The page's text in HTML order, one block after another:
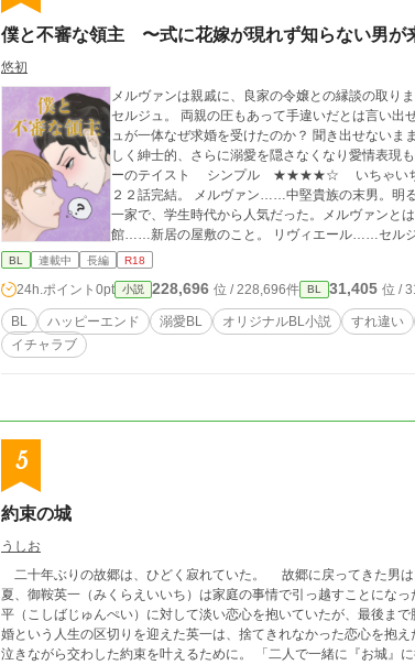
僕と不審な領主 〜式に花嫁が現れず知らない男が
悠初
メルヴァンは親戚に、良家の令嬢との縁談の取り
セルジュ。 両親の圧もあって手違いだとは言い出
ュが一体なぜ求婚を受けたのか？ 聞き出せない
しく紳士的、さらに溺愛を隠さなくなり愛情表現も毎
ーのテイスト シンプル ★★★★☆ い
２２話完結。 メルヴァン……中堅貴族の末男。明るくて素直だが世間知らず。 セルジュ……有力貴族の長男。美貌
一家で、学生時代から人気だった。メルヴァンと
館……新居の屋敷のこと。 リヴィエール……セル
だ遠縁の男。
BL 連載中 長編 R18
24h.ポイント 0pt 小説 228,696 位 / 228,696件 BL 31,405 位 /
BL ハッピーエンド 溺愛BL オリジナルBL小説 すれ違い
イチャラブ
5
約束の城
うしお
二十年ぶりの故郷は、ひどく寂れていた。 故郷に戻ってきた男は、約束
夏、御鞍英一（みくらえいいち）は家庭の事情で引っ越すことにな
平（こしばじゅんぺい）に対して淡い恋心を抱いていたが、最後
婚という人生の区切りを迎えた英一は、捨てきれなかった恋心を抱
泣きながら交わした約束を叶えるために。 「二人で一緒に『お城